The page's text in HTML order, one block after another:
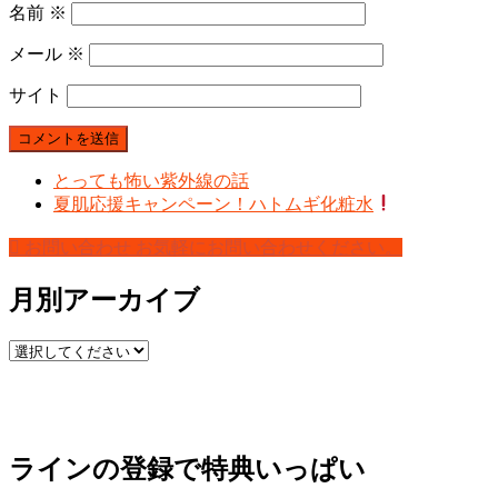
名前 ※
メール ※
サイト
とっても怖い紫外線の話
夏肌応援キャンペーン！ハトムギ化粧水
お問い合わせ お気軽にお問い合わせください。
月別アーカイブ
ラインの登録で特典いっぱい